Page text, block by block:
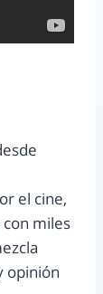
el cine,
miles
opinión